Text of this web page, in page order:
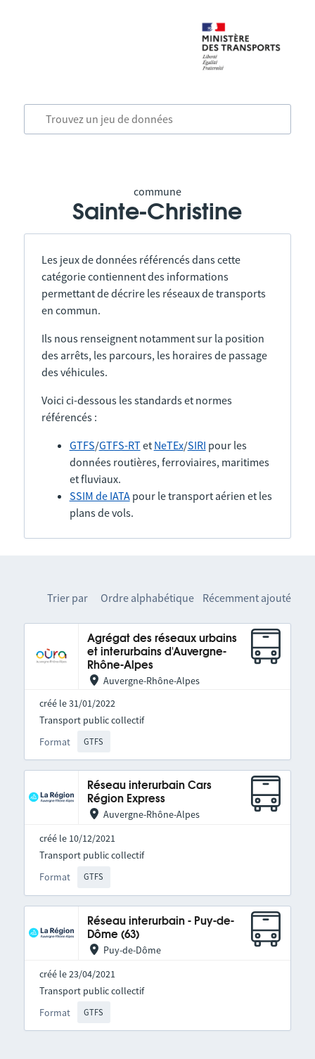
commune
Sainte-Christine
Les jeux de données référencés dans cette
catégorie contiennent des informations
permettant de décrire les réseaux de transports
en commun.
Ils nous renseignent notamment sur la position
des arrêts, les parcours, les horaires de passage
des véhicules.
Voici ci-dessous les standards et normes
référencés :
GTFS/GTFS-RTet NeTEx/SIRI pour les
données routières, ferroviaires, maritimes
et fluviaux.
SSIM de IATApour le transport aérien et les
plans de vols.
Trier par Ordre alphabétique Récemment ajouté
Agrégat des réseaux urbains
et interurbains d'Auvergne-
Rhône-Alpes
Auvergne-Rhône-Alpes
créé le 31/01/2022
Format GTFS
Transport public collectif
Réseau interurbain Cars
Région Express
Auvergne-Rhône-Alpes
créé le 10/12/2021
Format GTFS
Transport public collectif
Réseau interurbain - Puy-de-
Dôme (63)
Puy-de-Dôme
créé le 23/04/2021
Format GTFS
Transport public collectif